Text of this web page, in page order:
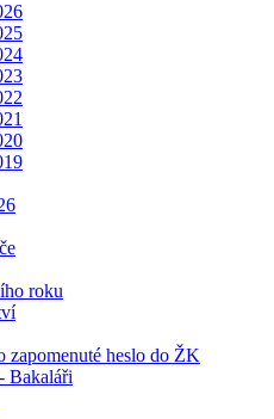
roku
zapomenuté heslo do ŽK
Bakaláři